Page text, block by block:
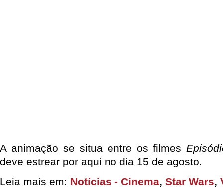
A animação se situa entre os filmes
deve estrear por aqui no dia 15 de agosto.
Leia mais em: Notícias - Cinema, Star Wars,